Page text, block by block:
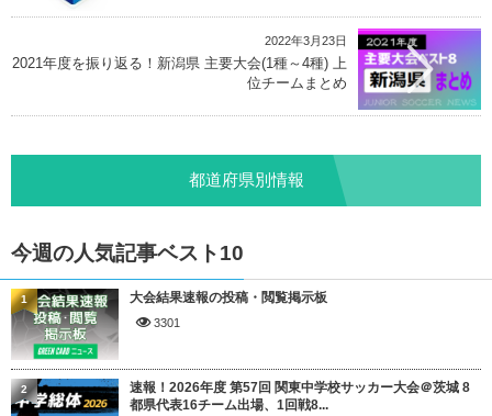
2022年3月23日
2021年度を振り返る！新潟県 主要大会(1種～4種) 上
位チームまとめ
都道府県別情報
今週の人気記事ベスト10
大会結果速報の投稿・閲覧掲示板
3301
1
速報！2026年度 第57回 関東中学校サッカー大会＠茨城 8
都県代表16チーム出場、1回戦8...
2